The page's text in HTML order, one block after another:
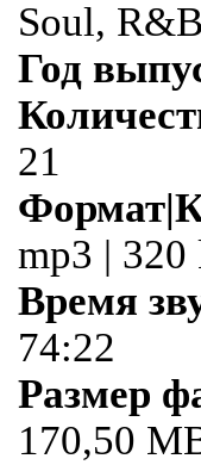
Soul,
Год
21
mp3 | 320
Время
74:22
Размер
170,50